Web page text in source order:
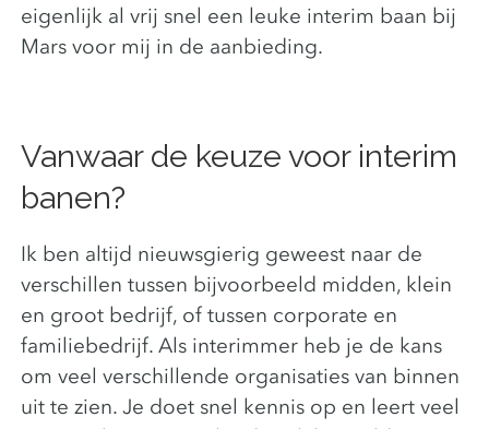
eigenlijk al vrij snel een leuke interim baan bij
Mars voor mij in de aanbieding.
Vanwaar de keuze voor interim
banen?
Ik ben altijd nieuwsgierig geweest naar de
verschillen tussen bijvoorbeeld midden, klein
en groot bedrijf, of tussen corporate en
familiebedrijf. Als interimmer heb je de kans
om veel verschillende organisaties van binnen
uit te zien. Je doet snel kennis op en leert veel